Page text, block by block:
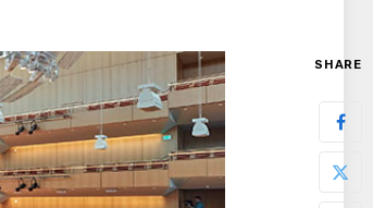
SHARE